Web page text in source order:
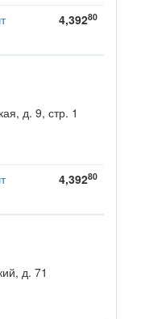
4,39280
д. 9, стр. 1
4,39280
д. 71